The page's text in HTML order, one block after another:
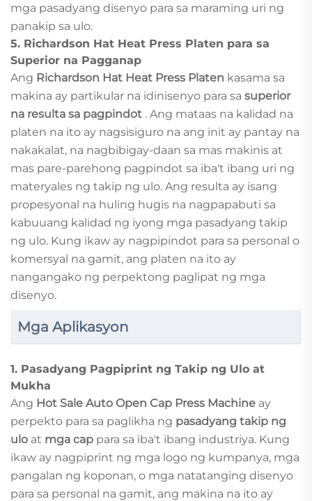
mga pasadyang disenyo para sa maraming uri ng
panakip sa ulo.
5. Richardson Hat Heat Press Platen para sa
Superior na Pagganap
Ang Richardson Hat Heat Press Platen kasama sa
makina ay partikular na idinisenyo para sa superior
na resulta sa pagpindot . Ang mataas na kalidad na
platen na ito ay nagsisiguro na ang init ay pantay na
nakakalat, na nagbibigay-daan sa mas makinis at
mas pare-parehong pagpindot sa iba't ibang uri ng
materyales ng takip ng ulo. Ang resulta ay isang
propesyonal na huling hugis na nagpapabuti sa
kabuuang kalidad ng iyong mga pasadyang takip
ng ulo. Kung ikaw ay nagpipindot para sa personal o
komersyal na gamit, ang platen na ito ay
nangangako ng perpektong paglipat ng mga
disenyo.
Mga Aplikasyon
1. Pasadyang Pagpiprint ng Takip ng Ulo at
Mukha
Ang Hot Sale Auto Open Cap Press Machine ay
perpekto para sa paglikha ng pasadyang takip ng
ulo at mga cap para sa iba't ibang industriya. Kung
ikaw ay nagpiprint ng mga logo ng kumpanya, mga
pangalan ng koponan, o mga natatanging disenyo
para sa personal na gamit, ang makina na ito ay